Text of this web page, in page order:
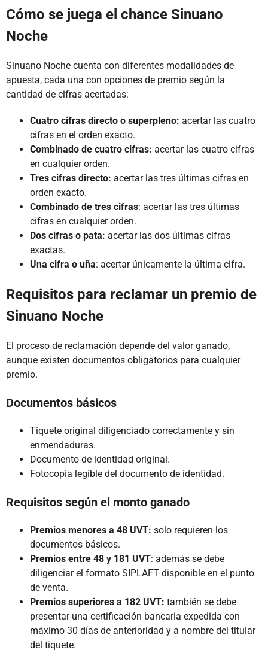
Cómo se juega el chance Sinuano
Noche
Sinuano Noche cuenta con diferentes modalidades de
apuesta, cada una con opciones de premio según la
cantidad de cifras acertadas:
Cuatro cifras directo o superpleno: acertar las cuatro
cifras en el orden exacto.
Combinado de cuatro cifras: acertar las cuatro cifras
en cualquier orden.
Tres cifras directo: acertar las tres últimas cifras en
orden exacto.
Combinado de tres cifras: acertar las tres últimas
cifras en cualquier orden.
Dos cifras o pata: acertar las dos últimas cifras
exactas.
Una cifra o uña: acertar únicamente la última cifra.
Requisitos para reclamar un premio de
Sinuano Noche
El proceso de reclamación depende del valor ganado,
aunque existen documentos obligatorios para cualquier
premio.
Documentos básicos
Tiquete original diligenciado correctamente y sin
enmendaduras.
Documento de identidad original.
Fotocopia legible del documento de identidad.
Requisitos según el monto ganado
Premios menores a 48 UVT: solo requieren los
documentos básicos.
Premios entre 48 y 181 UVT: además se debe
diligenciar el formato SIPLAFT disponible en el punto
de venta.
Premios superiores a 182 UVT: también se debe
presentar una certificación bancaria expedida con
máximo 30 días de anterioridad y a nombre del titular
del tiquete.